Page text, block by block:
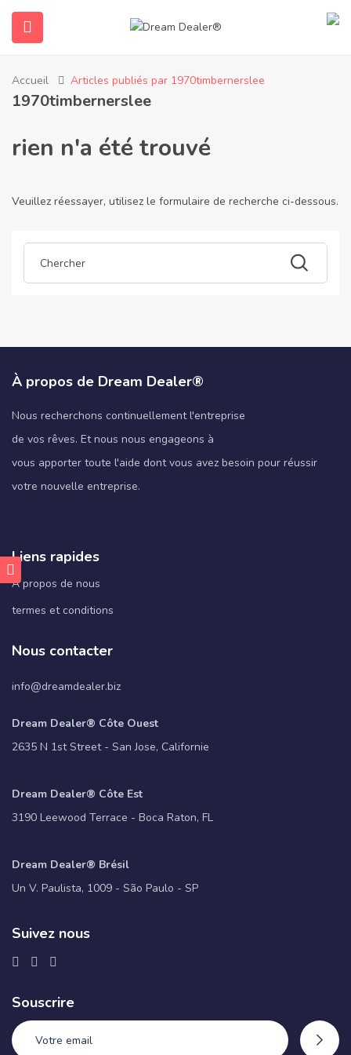
Accueil Articles publiés par 1970timbernerslee
1970timbernerslee
rien n'a été trouvé
Veuillez réessayer, utilisez le formulaire de recherche ci-dessous.
À propos de Dream Dealer®
Nous recherchons continuellement l'entreprise
de vos rêves. Et nous nous engageons à
vous apporter toute l'aide dont vous avez besoin pour réussir
votre nouvelle entreprise.
Liens rapides
À propos de nous
termes et conditions
Nous contacter
info@dreamdealer.biz
Dream Dealer® Côte Ouest
2635 N 1st Street - San Jose, Californie
Dream Dealer® Côte Est
3190 Leewood Terrace - Boca Raton, FL
Dream Dealer® Brésil
Un V. Paulista, 1009 - São Paulo - SP
Suivez nous
Souscrire